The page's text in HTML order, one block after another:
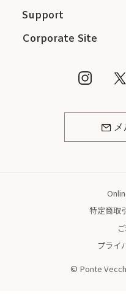
Support
Corporate Site
特定商取
プライ
© Ponte